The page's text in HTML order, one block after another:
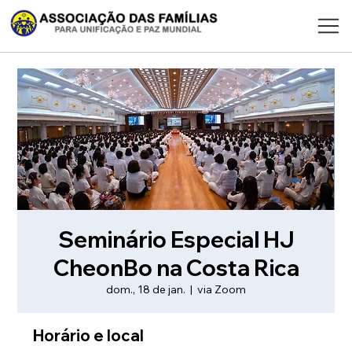
Seminário Especial HJ
CheonBo na Costa Rica
dom., 18 de jan.
  |
via Zoom
Horário e local